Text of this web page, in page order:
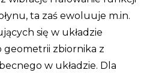
ta zaś ewoluuje m.in.
się w układzie
zbiornika z
w układzie. Dla